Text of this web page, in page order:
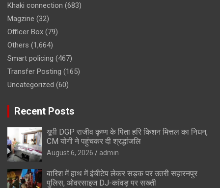
Khaki connection (683)
Magzine (32)
Officer Box (79)
Others (1,664)
Smart policing (467)
Transfer Posting (165)
Uncategorized (60)
Recent Posts
यूपी DGP राजीव कृष्ण के पिता हरि किशन मित्तल का निधन,
CM योगी ने पहुंचकर दी श्रद्धांजलि
August 6, 2026 admin
बारिश में हाथ में इंचीटेप लेकर सड़क पर उतरी सहारनपुर
पुलिस, ओवरसाइज DJ-कांवड़ पर सख्ती